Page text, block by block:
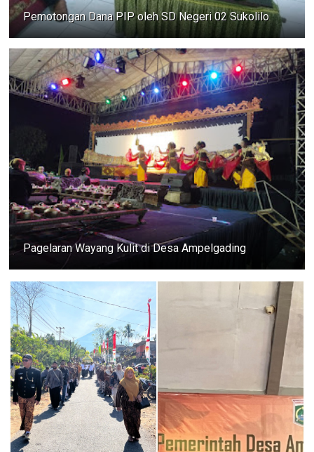
Pemotongan Dana PIP oleh SD Negeri 02 Sukolilo
Pagelaran Wayang Kulit di Desa Ampelgading